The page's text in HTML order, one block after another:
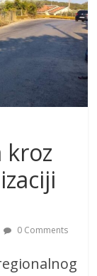
kroz
0 Comments